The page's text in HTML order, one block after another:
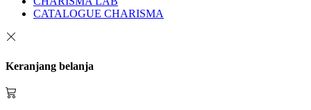
CATALOGUE CHARISMA
Keranjang belanja